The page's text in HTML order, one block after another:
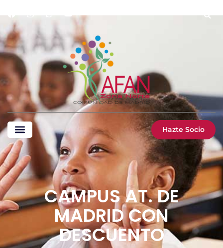
Hazte Socio
CAMPUS AT. DE
MADRID CON
DESCUENTO